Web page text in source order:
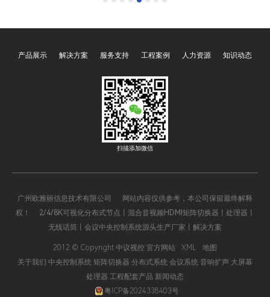
优势，成为两大场景的必备
合格评定国家认可委员会）
重检测报告的中央控制系统
主机，因在质量、性能、合
规性上更具保障，已成为市
场主流选择，使用范围远超
普通无认证产品，深度赋能
式展示。
协同、指令下发、状态监控
过浏览器WEB管理控制是该
打破了传统C/S架构的操作
局限，依托B/S架构的优
势，实现了跨终端、跨地域
的便捷管控，大幅降低了操
作门槛，提升了系统运维效
的重要技术支撑。
产品展示 解决方案 服务支持 工程案例 人力资源 知识动态
扫描添加微信
广州欧雅丽信息技术有限公司 网站内容仅供参考，本公司保留最终解释
权！ 2/4/8K可视化分布式节点丨混合音视频HDMI矩阵切换器丨处理器丨
无线话筒丨会议中央控制系统源头生产厂家丨解决方案
2012 © Copyright 中议视控 官方网站 XML
地图
关于我们 中央控制系统 矩阵切换器 分布式系统 会议系统 音响扩声 大屏幕
处理器 工程配套产品 新闻动态
粤ICP备2024338403号